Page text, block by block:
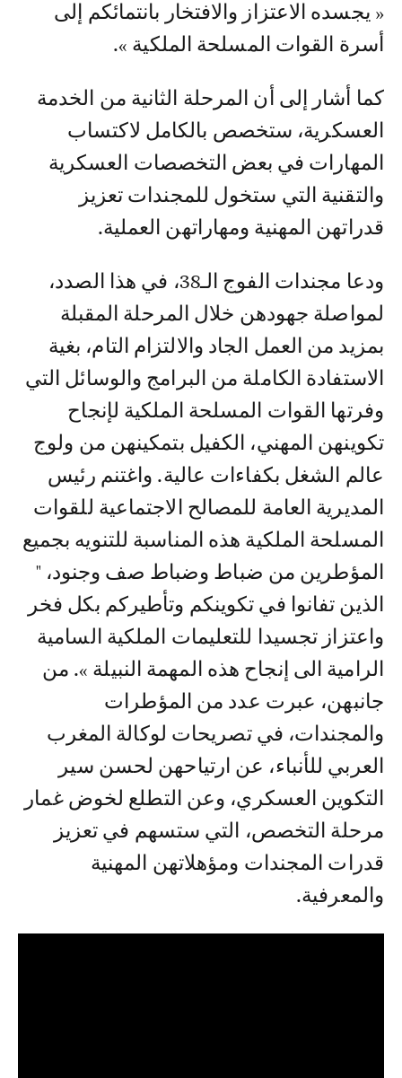
« يجسده الاعتزاز والافتخار بانتمائكم إلى
أسرة القوات المسلحة الملكية ».
كما أشار إلى أن المرحلة الثانية من الخدمة
العسكرية، ستخصص بالكامل لاكتساب
المهارات في بعض التخصصات العسكرية
والتقنية التي ستخول للمجندات تعزيز
قدراتهن المهنية ومهاراتهن العملية.
ودعا مجندات الفوج الـ38، في هذا الصدد،
لمواصلة جهودهن خلال المرحلة المقبلة
بمزيد من العمل الجاد والالتزام التام، بغية
الاستفادة الكاملة من البرامج والوسائل التي
وفرتها القوات المسلحة الملكية لإنجاح
تكوينهن المهني، الكفيل بتمكينهن من ولوج
عالم الشغل بكفاءات عالية. واغتنم رئيس
المديرية العامة للمصالح الاجتماعية للقوات
المسلحة الملكية هذه المناسبة للتنويه بجميع
المؤطرين من ضباط وضباط صف وجنود، "
الذين تفانوا في تكوينكم وتأطيركم بكل فخر
واعتزاز تجسيدا للتعليمات الملكية السامية
الرامية الى إنجاح هذه المهمة النبيلة ». من
جانبهن، عبرت عدد من المؤطرات
والمجندات، في تصريحات لوكالة المغرب
العربي للأنباء، عن ارتياحهن لحسن سير
التكوين العسكري، وعن التطلع لخوض غمار
مرحلة التخصص، التي ستسهم في تعزيز
قدرات المجندات ومؤهلاتهن المهنية
والمعرفية.